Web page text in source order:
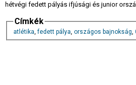
hétvégi fedett pályás ifjúsági és junior
Címkék
atlétika,fedett pálya, országos bajnokság,